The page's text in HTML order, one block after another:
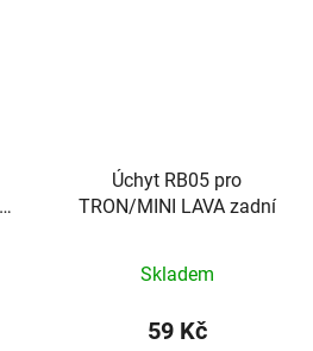
Úchyt RB05 pro
TRON/MINI LAVA zadní
Skladem
59 Kč